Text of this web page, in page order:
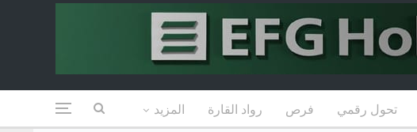
تحول رقمي فرص رواد القارة المزيد